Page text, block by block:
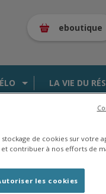
eboutique
LA VIE DU
ici.
de cookies sur votre
contribuer à nos efforts de
les cookies